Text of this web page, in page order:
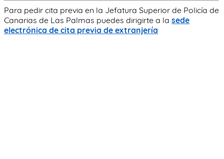
Para pedir cita previa en la Jefatura Superior de Policía de
Canarias de Las Palmas puedes dirigirte a la sede
electrónica de cita previa de extranjería